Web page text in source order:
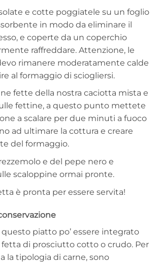
e cotte poggiatele su un foglio
in modo da eliminare il
e coperte da un coperchio
raffreddare. Attenzione, le
rimanere moderatamente calde
al formaggio di sciogliersi.
fette della nostra caciotta mista e
fettine, a questo punto mettete
a scalare per due minuti a fuoco
ad ultimare la cottura e creare
del formaggio.
e del pepe nero e
scaloppine ormai pronte.
è pronta per essere servita!
questo piatto po’ essere integrato
di prosciutto cotto o crudo. Per
la tipologia di carne, sono